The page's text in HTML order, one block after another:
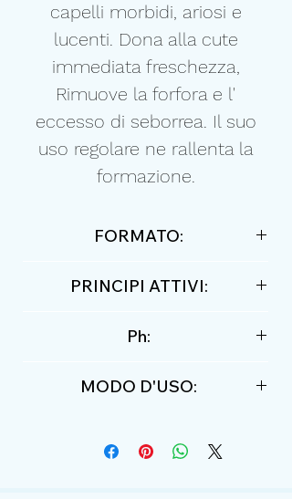
capelli morbidi, ariosi e
lucenti. Dona alla cute
immediata freschezza,
Rimuove la forfora e l'
eccesso di seborrea. Il suo
uso regolare ne rallenta la
formazione.
FORMATO:
PRINCIPI ATTIVI:
Ph:
MODO D'USO:
bagnati. Massaggiare